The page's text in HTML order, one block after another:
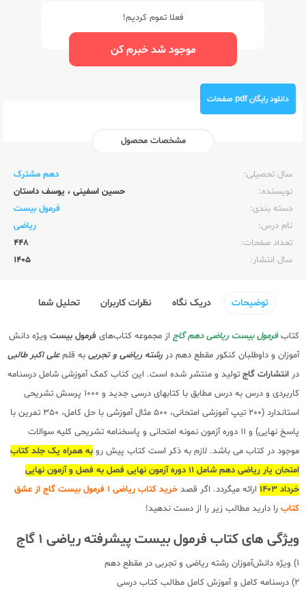
فعلا تموم کردیم!
موجود شد خبرم کن
دانلود رایگان pdf صفحات
مشخصات محصول
سال تحصیلی:‌
دهم مشترک
نویسنده:‌
حسین اسفینی ، یوسف داستان
دسته بندی:
فرمول بیست
نام درس:
ریاضی
تعداد صفحات:‌
448
سال انتشار:‌
1405
توضیحات دریک نگاه نظرات کاربران تحلیل شما
کتابفرمول بیست ریاضی دهم گاج از مجموعه کتاب‌های فرمول بیست ویژه دانش
آموزان و داوطلبان کنکور مقطع دهم دررشته ریاضی و تجربی به قلمعلی اکبر طالبی
در انتشارات گاج تولید و منتشر شده است. این کتاب کمک آموزشی شامل درسنامه
کاربردی و درس به درس مطابق با کتابهای درسی جدید و 1000 پرسش تشریحی
استاندارد (200 تیپ آموزشی امتحانی، 500 مثال آموزشی با حل کامل، 350 تمرین با
پاسخ نهایی) و 11 دوره آزمون نمونه امتحانی و پاسخنامه تشریحی کلیه سوالات
موجود در کتاب می باشد. لازم به ذکر است کتاب پیش رو به همراه یک جلد کتاب
امتحان یار ریاضی دهم شامل 11 دوره آزمون نهایی فصل به فصل و آزمون نهایی
خرداد 1403
ارائه میگردد. اگر قصد
خرید کتاب ریاضی 1 فرمول بیست گاج از عشق
کتاب را دارید مطالب زیر را از دست ندهید!
ویژگی های کتاب فرمول بیست پیشرفته ریاضی 1 گاج
1) ویژه دانش‌آموزان رشته‌ ریاضی و تجربی در مقطع دهم
2) درسنامه کامل و آموزش کامل مطالب کتاب درسی